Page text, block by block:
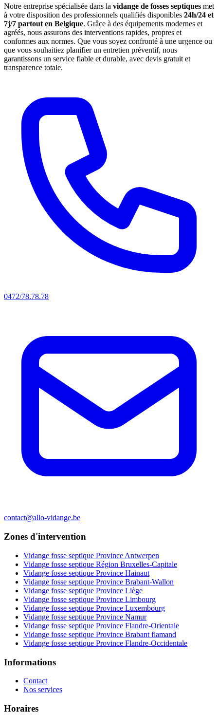
Notre entreprise spécialisée dans la vidange de fosses septiques met
à votre disposition des professionnels qualifiés disponibles 24h/24 et
7j/7 partout en Belgique. Grâce à des équipements modernes et
agréés, nous assurons des interventions rapides, propres et
conformes aux normes. Que vous soyez confronté à une urgence ou
que vous souhaitiez planifier un entretien préventif, nous
garantissons un service fiable et durable, avec devis gratuit et
transparence totale.
0472/78.78.78
contact@allo-vidange.be
Zones d'intervention
Vidange fosse septique Province Antwerpen
Vidange fosse septique Région Bruxelles-Capitale
Vidange fosse septique Province Hainaut
Vidange fosse septique Province Brabant-Wallon
Vidange fosse septique Province Liège
Vidange fosse septique Province Limbourg
Vidange fosse septique Province Luxembourg
Vidange fosse septique Province Namur
Vidange fosse septique Province Flandre-Orientale
Vidange fosse septique Province Brabant flamand
Vidange fosse septique Province Flandre-Occidentale
Informations
Contact
Nos services
Horaires